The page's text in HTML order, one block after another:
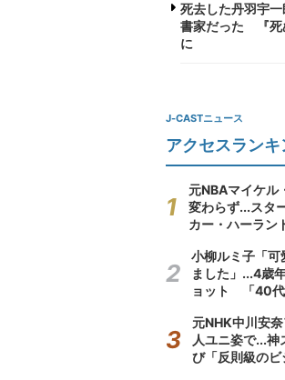
死去した丹羽宇
書家だった 『死
に
J-CASTニュース
アクセスランキ
元NBAマイケル
変わらず...スタ
カー・ハーラン
小柳ルミ子「可
ました」...4歳
ョット 「40代
元NHK中川安
人ユニ姿で...
び「反則級のビ